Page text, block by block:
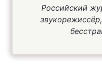
Российский